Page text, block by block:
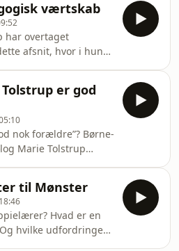
aktuelle - og ikke
- trends på det
Rasmus
ved den
bog “Vi har to
stand, hvor vi i
forlagsdirektør
og flere andre.
værtskab
har overtaget
afsnit, hvor i hun
formål og værtskab”
er god
nok forældre”? Børne-
Marie Tolstrup
i forældreskabet”,
med Maria Ørskov
i 2025. Vært: Rasmus
til Mønster
Hvad er en
hvilke udfordringer